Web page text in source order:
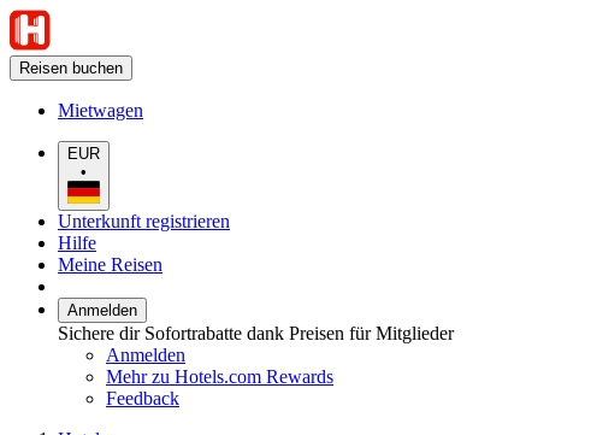
Reisen buchen
Mietwagen
EUR
•
Unterkunft registrieren
Hilfe
Meine Reisen
Anmelden
Sichere dir Sofortrabatte dank Preisen für Mitglieder
Anmelden
Mehr zu Hotels.com Rewards
Feedback